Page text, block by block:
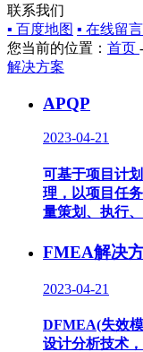
联系我们
▪ 百度地图 ▪ 在线留言
您当前的位置： 首页 -
解决方案
APQP
2023-04-21
可基于项目计
理，以项目任
量策划、执行
FMEA解决
2023-04-21
DFMEA(失效
设计分析技术